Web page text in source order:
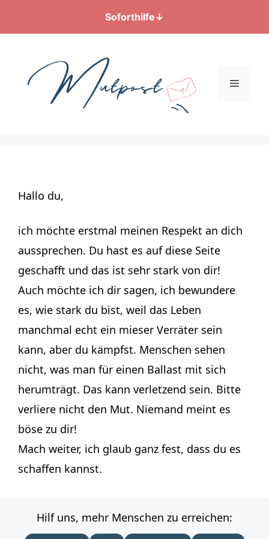
Soforthilfe↓
springen
Menü
Hallo du,
ich möchte erstmal meinen Respekt an dich
aussprechen. Du hast es auf diese Seite
geschafft und das ist sehr stark von dir!
Auch möchte ich dir sagen, ich bewundere
es, wie stark du bist, weil das Leben
manchmal echt ein mieser Verräter sein
kann, aber du kämpfst. Menschen sehen
nicht, was man für einen Ballast mit sich
herumträgt. Das kann verletzend sein. Bitte
verliere nicht den Mut. Niemand meint es
böse zu dir!
Mach weiter, ich glaub ganz fest, dass du es
schaffen kannst.
Hilf uns, mehr Menschen zu erreichen: